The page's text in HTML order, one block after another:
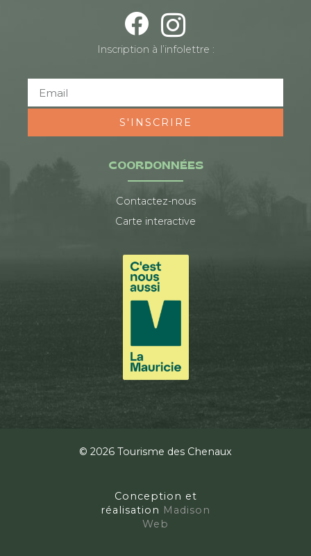
COORDONNÉES
Contactez-nous
Carte interactive
Inscription à l’infolettre :
S'INSCRIRE
© 2026 Tourisme des Chenaux
Conception et
réalisation Madison
Web